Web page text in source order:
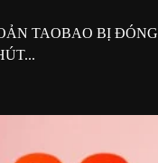
TAOBAO BỊ ĐÓNG